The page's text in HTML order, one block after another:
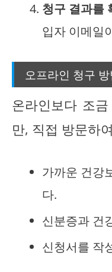
청구 결과를
입자 이메일
오프라인 청구 방
온라인보다 조
만, 직접 방문하
가까운 건강
다.
신분증과 건
신청서를 작